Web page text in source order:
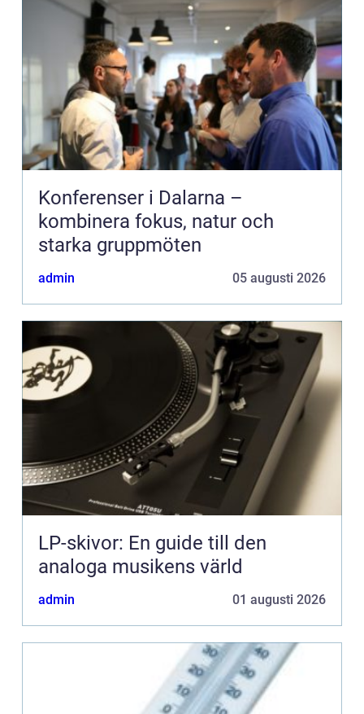
Konferenser i Dalarna –
kombinera fokus, natur och
starka gruppmöten
admin 05 augusti 2026
LP-skivor: En guide till den
analoga musikens värld
admin 01 augusti 2026